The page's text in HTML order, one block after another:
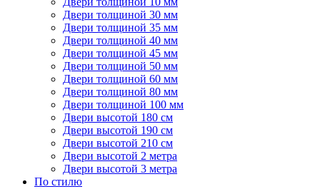
Двери толщиной 30 мм
Двери толщиной 35 мм
Двери толщиной 40 мм
Двери толщиной 45 мм
Двери толщиной 50 мм
Двери толщиной 60 мм
Двери толщиной 80 мм
Двери толщиной 100 мм
Двери высотой 180 см
Двери высотой 190 см
Двери высотой 210 см
Двери высотой 2 метра
Двери высотой 3 метра
По стилю